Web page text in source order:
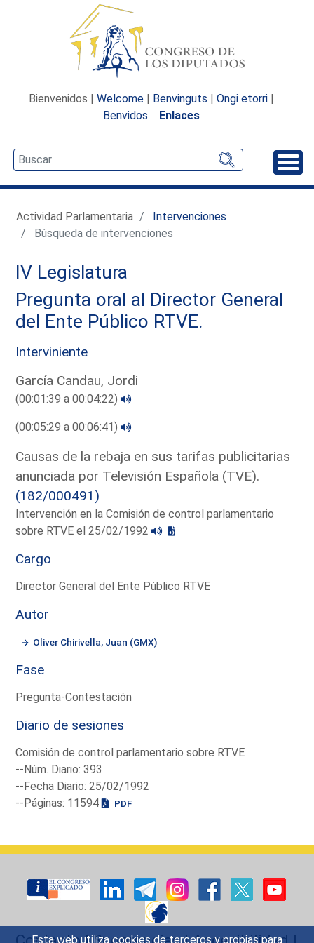
Esta web utiliza cookies de terceros y propias para
Bienvenidos | Welcome | Benvinguts | Ongi etorri |
Benvidos
Enlaces
Actividad Parlamentaria
Intervenciones
Búsqueda de intervenciones
IV Legislatura
Pregunta oral al Director General
del Ente Público RTVE.
Interviniente
García Candau, Jordi
(00:01:39 a 00:04:22)
(00:05:29 a 00:06:41)
Causas de la rebaja en sus tarifas publicitarias
anunciada por Televisión Española (TVE).
(182/000491)
Intervención en la Comisión de control parlamentario
sobre RTVE el 25/02/1992
Cargo
Director General del Ente Público RTVE
Autor
Oliver Chirivella, Juan (GMX)
Fase
Pregunta-Contestación
Diario de sesiones
Comisión de control parlamentario sobre RTVE
--Núm. Diario: 393
--Fecha Diario: 25/02/1992
--Páginas: 11594
PDF